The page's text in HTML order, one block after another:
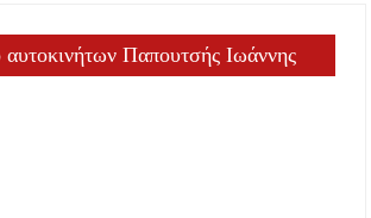
αυτοκινήτων Παπουτσής Ιωάννης